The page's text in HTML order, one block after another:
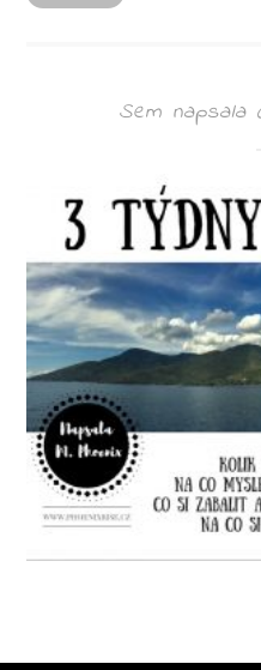
Sem napsala